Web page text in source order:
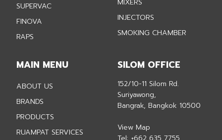
SUPERVAC
FINOVA
RAPS
INJECTORS
SMOKING CHAMBER
MAIN MENU
ABOUT US
BRANDS
PRODUCTS
RUAMPAT SERVICES
SILOM OFFICE
152/10-11 Silom Rd.
Suriyawong,
Bangrak, Bangkok 10500
View Map